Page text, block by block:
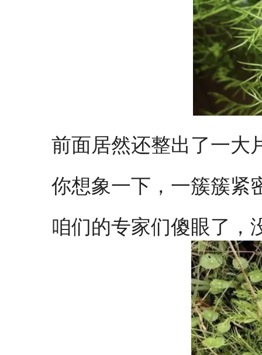
前面居然还整出了一大
你想象一下，一簇簇紧
咱们的专家们傻眼了，